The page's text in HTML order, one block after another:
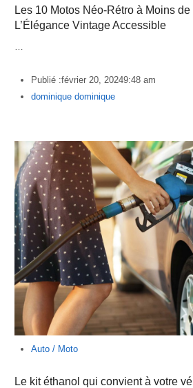
Les 10 Motos Néo-Rétro à Moins
L’Élégance Vintage Accessible
Publié :février 20, 20249:48 am
Author
dominique dominique
Auto / Moto
Le kit éthanol qui convient à votre